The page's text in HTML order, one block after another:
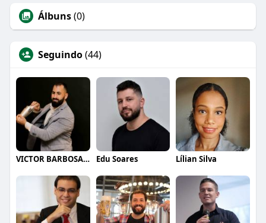
Álbuns(0)
Seguindo(44)
VICTOR BARBOSA QUARANTA Edu Soares Lílian Silva